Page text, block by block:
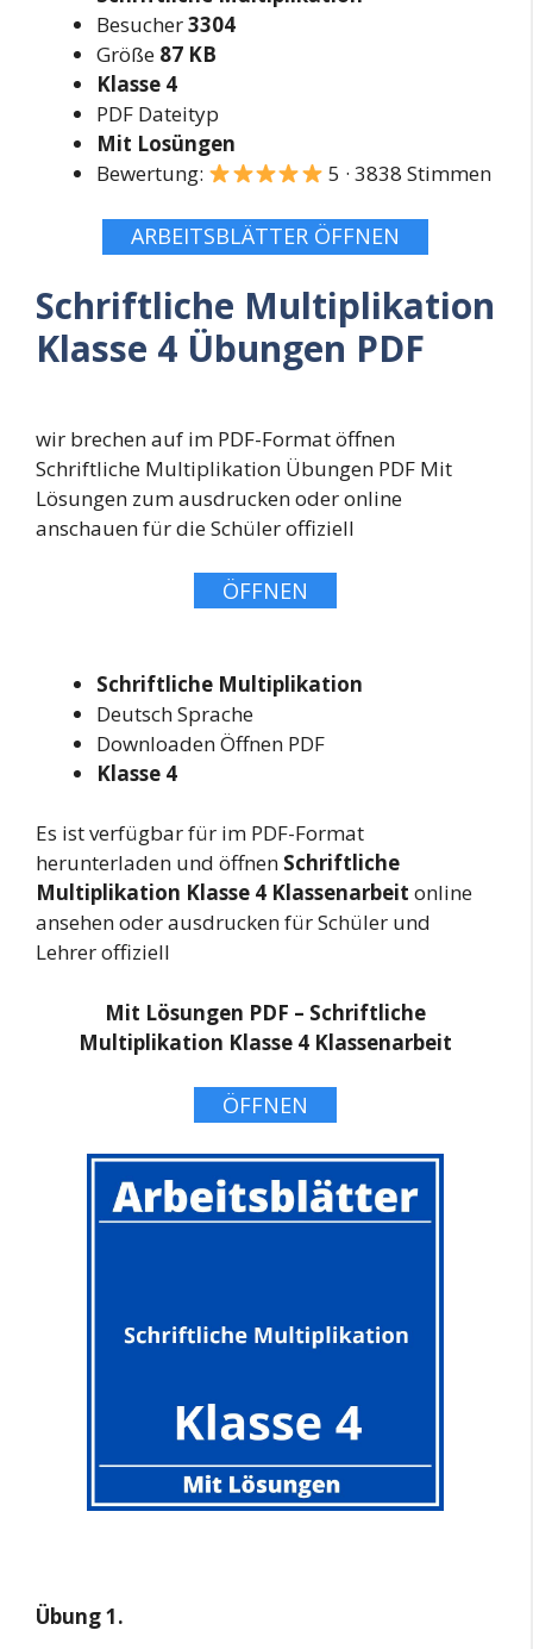
Besucher3304
Größe 87 KB
Klasse 4
PDF Dateityp
Mit Losüngen
Bewertung:
5 · 3838 Stimmen
ARBEITSBLÄTTER ÖFFNEN
Schriftliche Multiplikation
Klasse 4 Übungen PDF
wir brechen auf im PDF-Format öffnen
Schriftliche Multiplikation Übungen PDF Mit
Lösungen zum ausdrucken oder online
anschauen für die Schüler offiziell
ÖFFNEN
Schriftliche Multiplikation
Deutsch Sprache
Downloaden Öffnen PDF
Klasse 4
Es ist verfügbar für im PDF-Format
herunterladen und öffnen Schriftliche
Multiplikation Klasse 4 Klassenarbeit online
ansehen oder ausdrucken für Schüler und
Lehrer offiziell
Mit Lösungen PDF – Schriftliche
Multiplikation Klasse 4 Klassenarbeit
ÖFFNEN
Übung 1.